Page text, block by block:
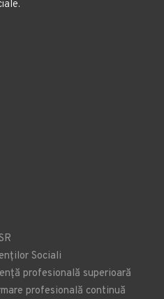
Sociali
profesională superioară
profesională continuă